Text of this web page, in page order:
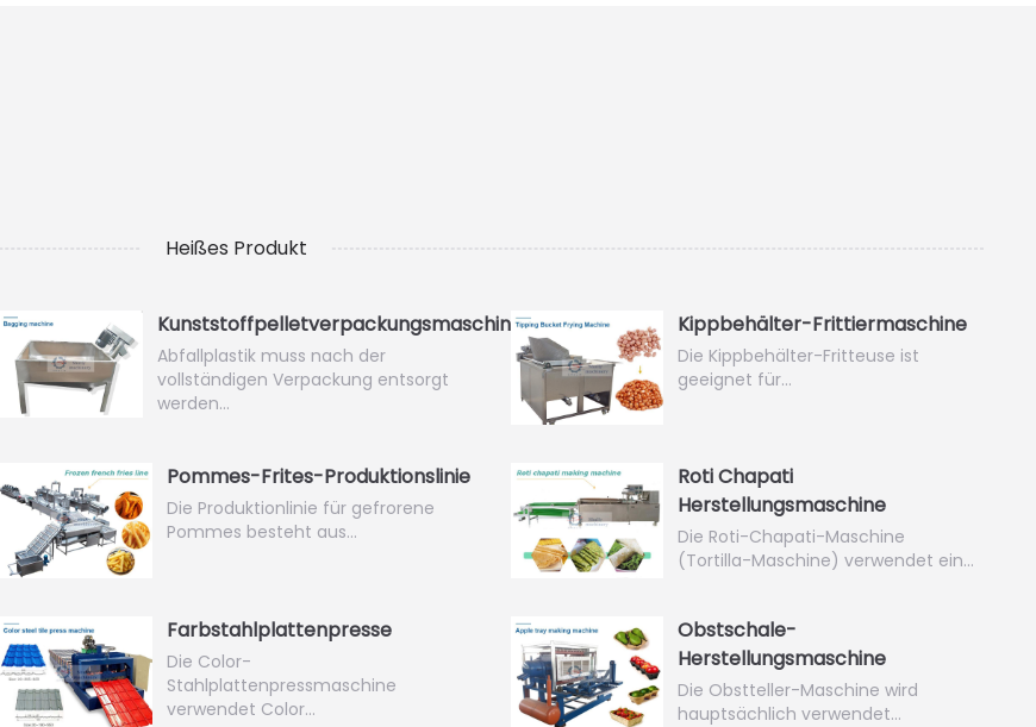
Heißes Produkt
Kunststoffpelletverpackungsmaschine
Abfallplastik muss nach der
vollständigen Verpackung entsorgt
werden…
Kippbehälter-Frittiermaschine
Die Kippbehälter-Fritteuse ist
geeignet für…
Pommes-Frites-Produktionslinie
Die Produktionlinie für gefrorene
Pommes besteht aus…
Roti Chapati
Herstellungsmaschine
Die Roti-Chapati-Maschine
(Tortilla-Maschine) verwendet ein…
Farbstahlplattenpresse
Die Color-
Stahlplattenpressmaschine
verwendet Color…
Obstschale-
Herstellungsmaschine
Die Obstteller-Maschine wird
hauptsächlich verwendet…